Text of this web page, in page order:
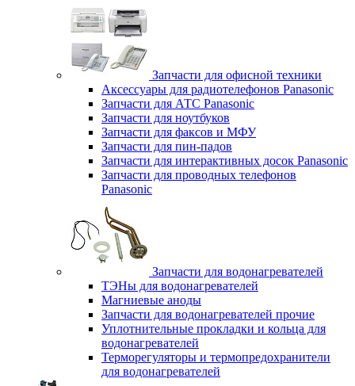
Запчасти для офисной техники
Аксессуары для радиотелефонов Panasonic
Запчасти для АТС Panasonic
Запчасти для ноутбуков
Запчасти для факсов и МФУ
Запчасти для пин-падов
Запчасти для интерактивных досок Panasonic
Запчасти для проводных телефонов
Panasonic
Запчасти для водонагревателей
ТЭНы для водонагревателей
Магниевые аноды
Запчасти для водонагревателей прочие
Уплотнительные прокладки и кольца для
водонагревателей
Терморегуляторы и термопредохранители
для водонагревателей